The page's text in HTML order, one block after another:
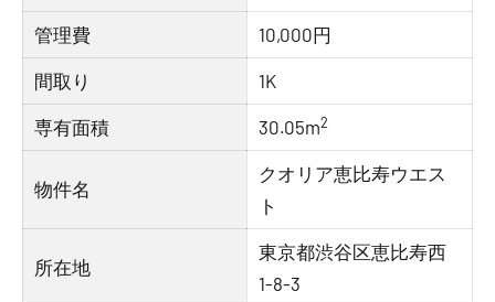
管理費 10,000円
間取り 1K
専有面積 30.05m2
物件名
クオリア恵比寿ウエス
ト
所在地
東京都渋谷区恵比寿西
1-8-3